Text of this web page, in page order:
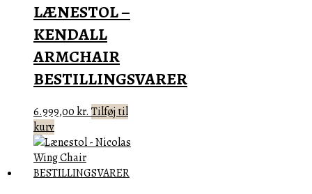
LÆNESTOL –
KENDALL
ARMCHAIR
BESTILLINGSVARER
6.999,00kr. Tilføj til
kurv